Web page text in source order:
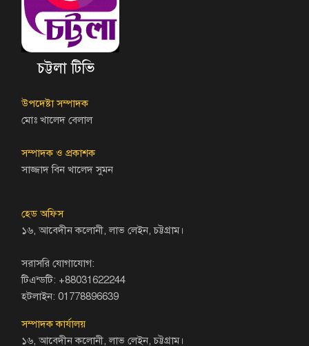
চট্টলা টিভি
উপদেষ্টা সম্পাদক
মোঃ খালেদ বেলাল
সম্পাদক ও প্রকাশক
সাজ্জাদ বিন খালেদ সুমন
হেড অফিস
১৬, আবেদীন কলোনী, লাভ লেইন, চট্টগ্রাম।
সরাসরি যোগাযোগ:
টিএন্ডটি: +88031622244
হটলাইন: 01778896639
সম্পাদক কার্যালয়
১৬, আবেদীন কলোনী, লাভ লেইন, চট্টগ্রাম।